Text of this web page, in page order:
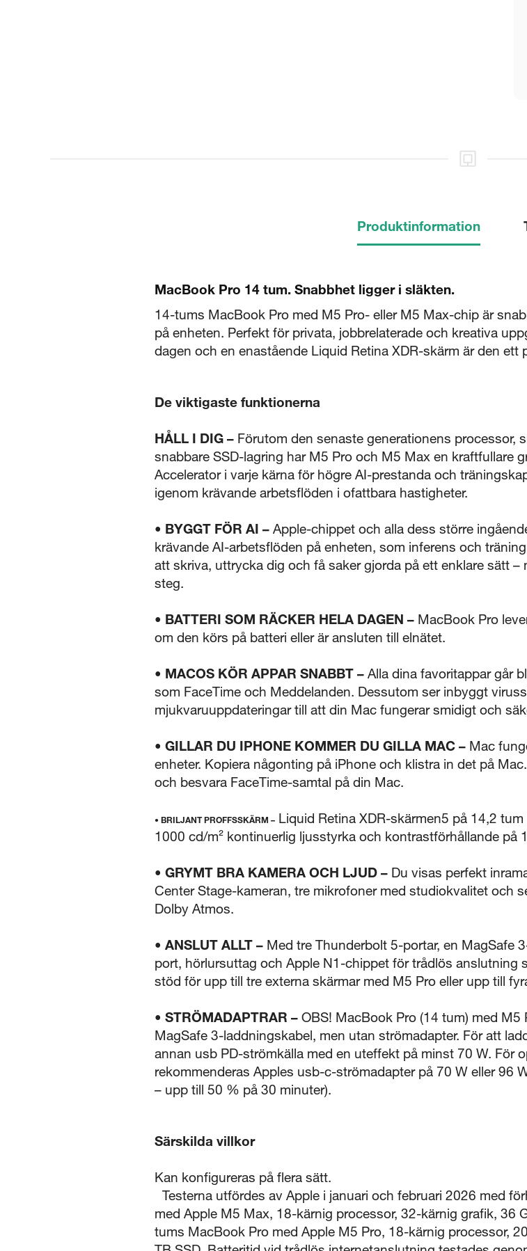
Produktinformation
MacBook Pro 14 tum. Snabbhet ligger i släkten.
14-tums MacBook Pro med M5 Pro- eller M5 Max-chip är
på enheten. Perfekt för privata, jobbrelaterade och kreativa
dagen och en enastående Liquid Retina XDR-skärm är den ett
De viktigaste funktionerna
HÅLL I DIG – Förutom den senaste generationens processor,
snabbare SSD-lagring har M5 Pro och M5 Max en kraftfullare
Accelerator i varje kärna för högre AI-prestanda och
igenom krävande arbetsflöden i ofattbara hastigheter.
• BYGGT FÖR AI – Apple-chippet och alla dess större
krävande AI-arbetsflöden på enheten, som inferens och
att skriva, uttrycka dig och få saker gjorda på ett enklare sätt
steg.
• BATTERI SOM RÄCKER HELA DAGEN – MacBook Pro
om den körs på batteri eller är ansluten till elnätet.
• MACOS KÖR APPAR SNABBT – Alla dina favoritappar går
som FaceTime och Meddelanden. Dessutom ser inbyggt
mjukvaruuppdateringar till att din Mac fungerar smidigt och
• GILLAR DU IPHONE KOMMER DU GILLA MAC – Mac
enheter. Kopiera någonting på iPhone och klistra in det på
och besvara FaceTime-samtal på din Mac.
• BRILJANT PROFFSSKÄRM – Liquid Retina XDR-skärmen5 på 14,2
1000 cd/m² kontinuerlig ljusstyrka och kontrastförhållande på
• GRYMT BRA KAMERA OCH LJUD – Du visas perfekt
Center Stage-kameran, tre mikrofoner med studiokvalitet och
Dolby Atmos.
• ANSLUT ALLT – Med tre Thunderbolt 5-portar, en MagSafe
port, hörlursuttag och Apple N1-chippet för trådlös anslutning
stöd för upp till tre externa skärmar med M5 Pro eller upp till
• STRÖMADAPTRAR – OBS! MacBook Pro (14 tum) med
MagSafe 3-laddningskabel, men utan strömadapter. För att
annan usb PD-strömkälla med en uteffekt på minst 70 W. För
rekommenderas Apples usb-c-strömadapter på 70 W eller 96
– upp till 50 % på 30 minuter).
Särskilda villkor
Kan konfigureras på flera sätt.
Testerna utfördes av Apple i januari och februari 2026 med
med Apple M5 Max, 18-kärnig processor, 32-kärnig grafik, 36
tums MacBook Pro med Apple M5 Pro, 18-kärnig processor,
5 sekunder